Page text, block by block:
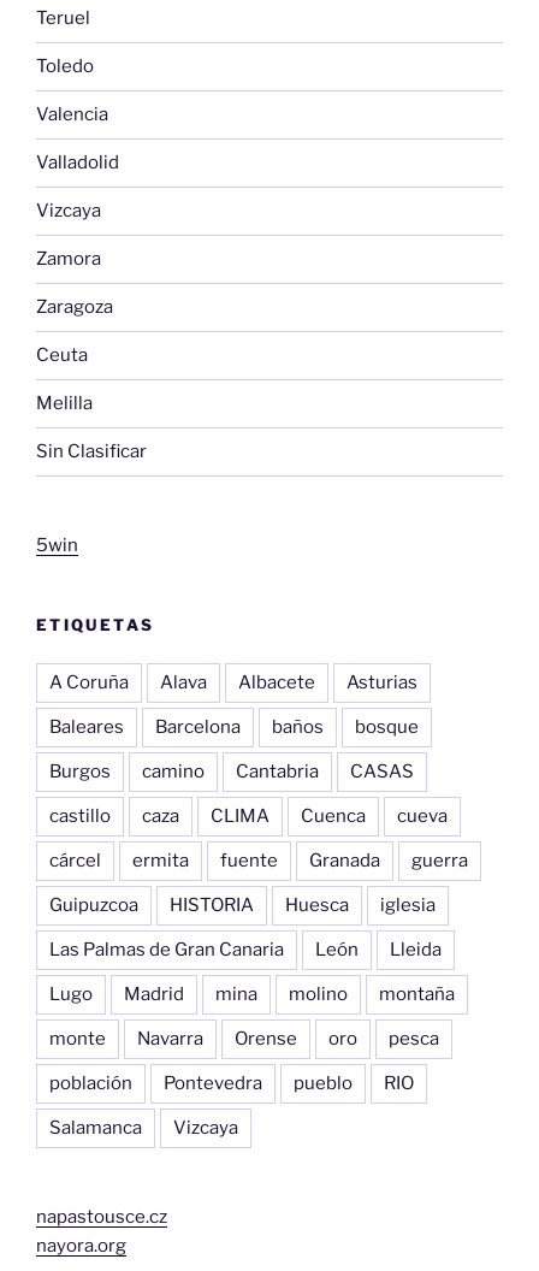
Teruel
Toledo
Valencia
Valladolid
Vizcaya
Zamora
Zaragoza
Ceuta
Melilla
Sin Clasificar
5win
ETIQUETAS
A Coruña Alava Albacete Asturias
Baleares Barcelona baños bosque
Burgos camino Cantabria CASAS
castillo caza CLIMA Cuenca cueva
cárcel ermita fuente Granada guerra
Guipuzcoa HISTORIA Huesca iglesia
Las Palmas de Gran Canaria León Lleida
Lugo Madrid mina molino montaña
monte Navarra Orense oro pesca
población Pontevedra pueblo RIO
Salamanca Vizcaya
napastousce.cz
nayora.org